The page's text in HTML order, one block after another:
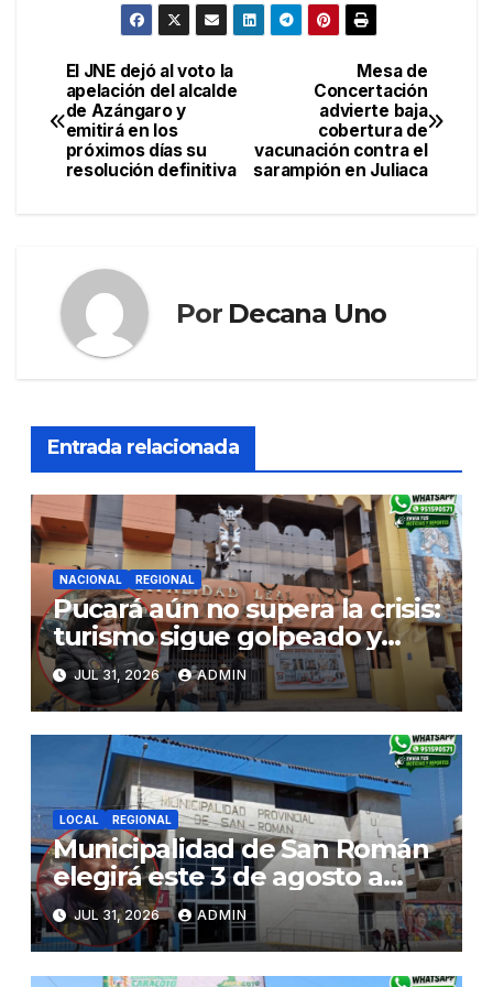
Navegación
de
entradas
Mesa de
Concertación
advierte baja
cobertura de
vacunación contra el
sarampión en Juliaca
El JNE dejó al voto la
apelación del alcalde
de Azángaro y
emitirá en los
próximos días su
resolución definitiva
Por Decana Uno
Entrada relacionada
NACIONAL REGIONAL
Pucará aún no supera la crisis:
turismo sigue golpeado y
alcaldesa exige al nuevo
Gobierno fondos para obras
paralizadas
JUL 31, 2026 ADMIN
LOCAL REGIONAL
Municipalidad de San Román
elegirá este 3 de agosto a
representantes del Comité
de Seguridad y Salud en el
Trabajo
JUL 31, 2026 ADMIN